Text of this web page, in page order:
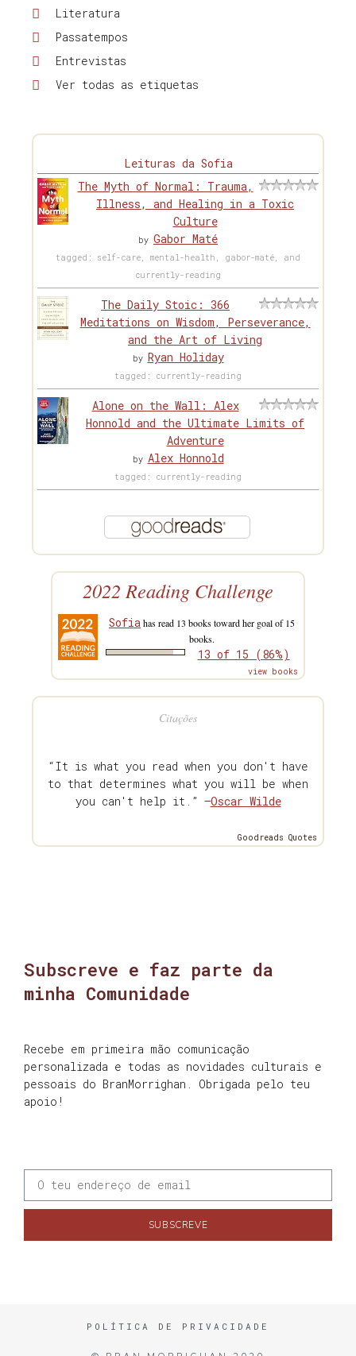
Literatura
Passatempos
Entrevistas
Ver todas as etiquetas
Leituras da Sofia
The Myth of Normal: Trauma,
Illness, and Healing in a Toxic
Culture
by Gabor Maté
tagged: self-care, mental-health, gabor-maté, and
currently-reading
The Daily Stoic: 366
Meditations on Wisdom, Perseverance,
and the Art of Living
by Ryan Holiday
tagged: currently-reading
Alone on the Wall: Alex
Honnold and the Ultimate Limits of
Adventure
by Alex Honnold
tagged: currently-reading
2022 Reading Challenge
Sofiahas read 13 books toward her goal of 15
books.
13 of 15 (86%)
view books
Citações
“It is what you read when you don't have
to that determines what you will be when
you can't help it.” —Oscar Wilde
Goodreads Quotes
Subscreve e faz parte da
minha Comunidade
Recebe em primeira mão comunicação
personalizada e todas as novidades culturais e
pessoais do BranMorrighan. Obrigada pelo teu
apoio!
SUBSCREVE
POLÍTICA DE PRIVACIDADE